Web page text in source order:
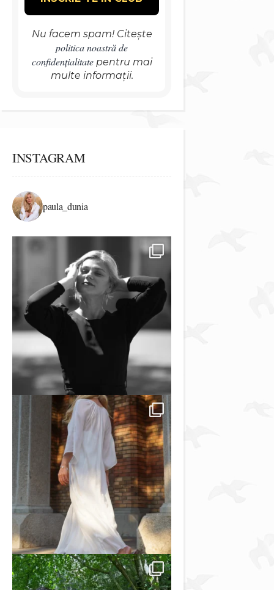
Nu facem spam! Citește
politica noastră de
confidențialitatepentru mai
multe informații.
INSTAGRAM
paula_dunia